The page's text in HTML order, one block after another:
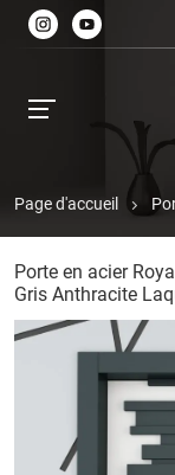
Page d'accueil
Porte en acier
Gris Anthracite